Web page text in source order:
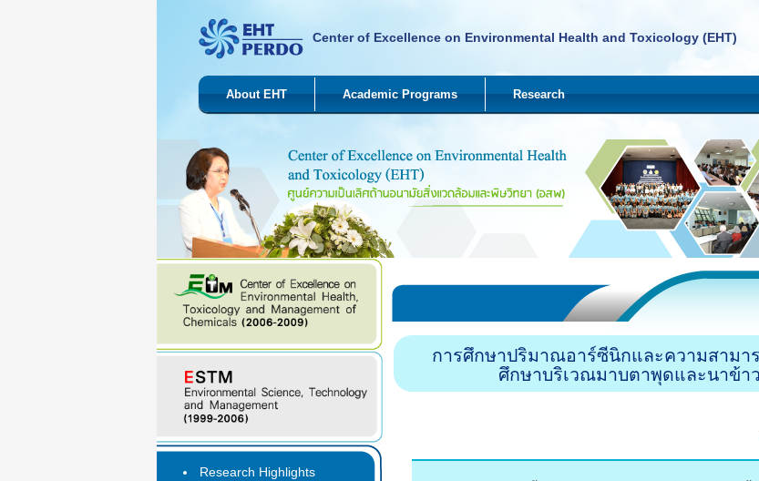
Center of Excellence on Environmental Health and Toxicology (EHT)
About EHT Academic Programs Research
การศึกษาปริมาณอาร์ซีนิกและความสามา
ศึกษาบริเวณมาบตาพุดและนาข้า
Research Highlights